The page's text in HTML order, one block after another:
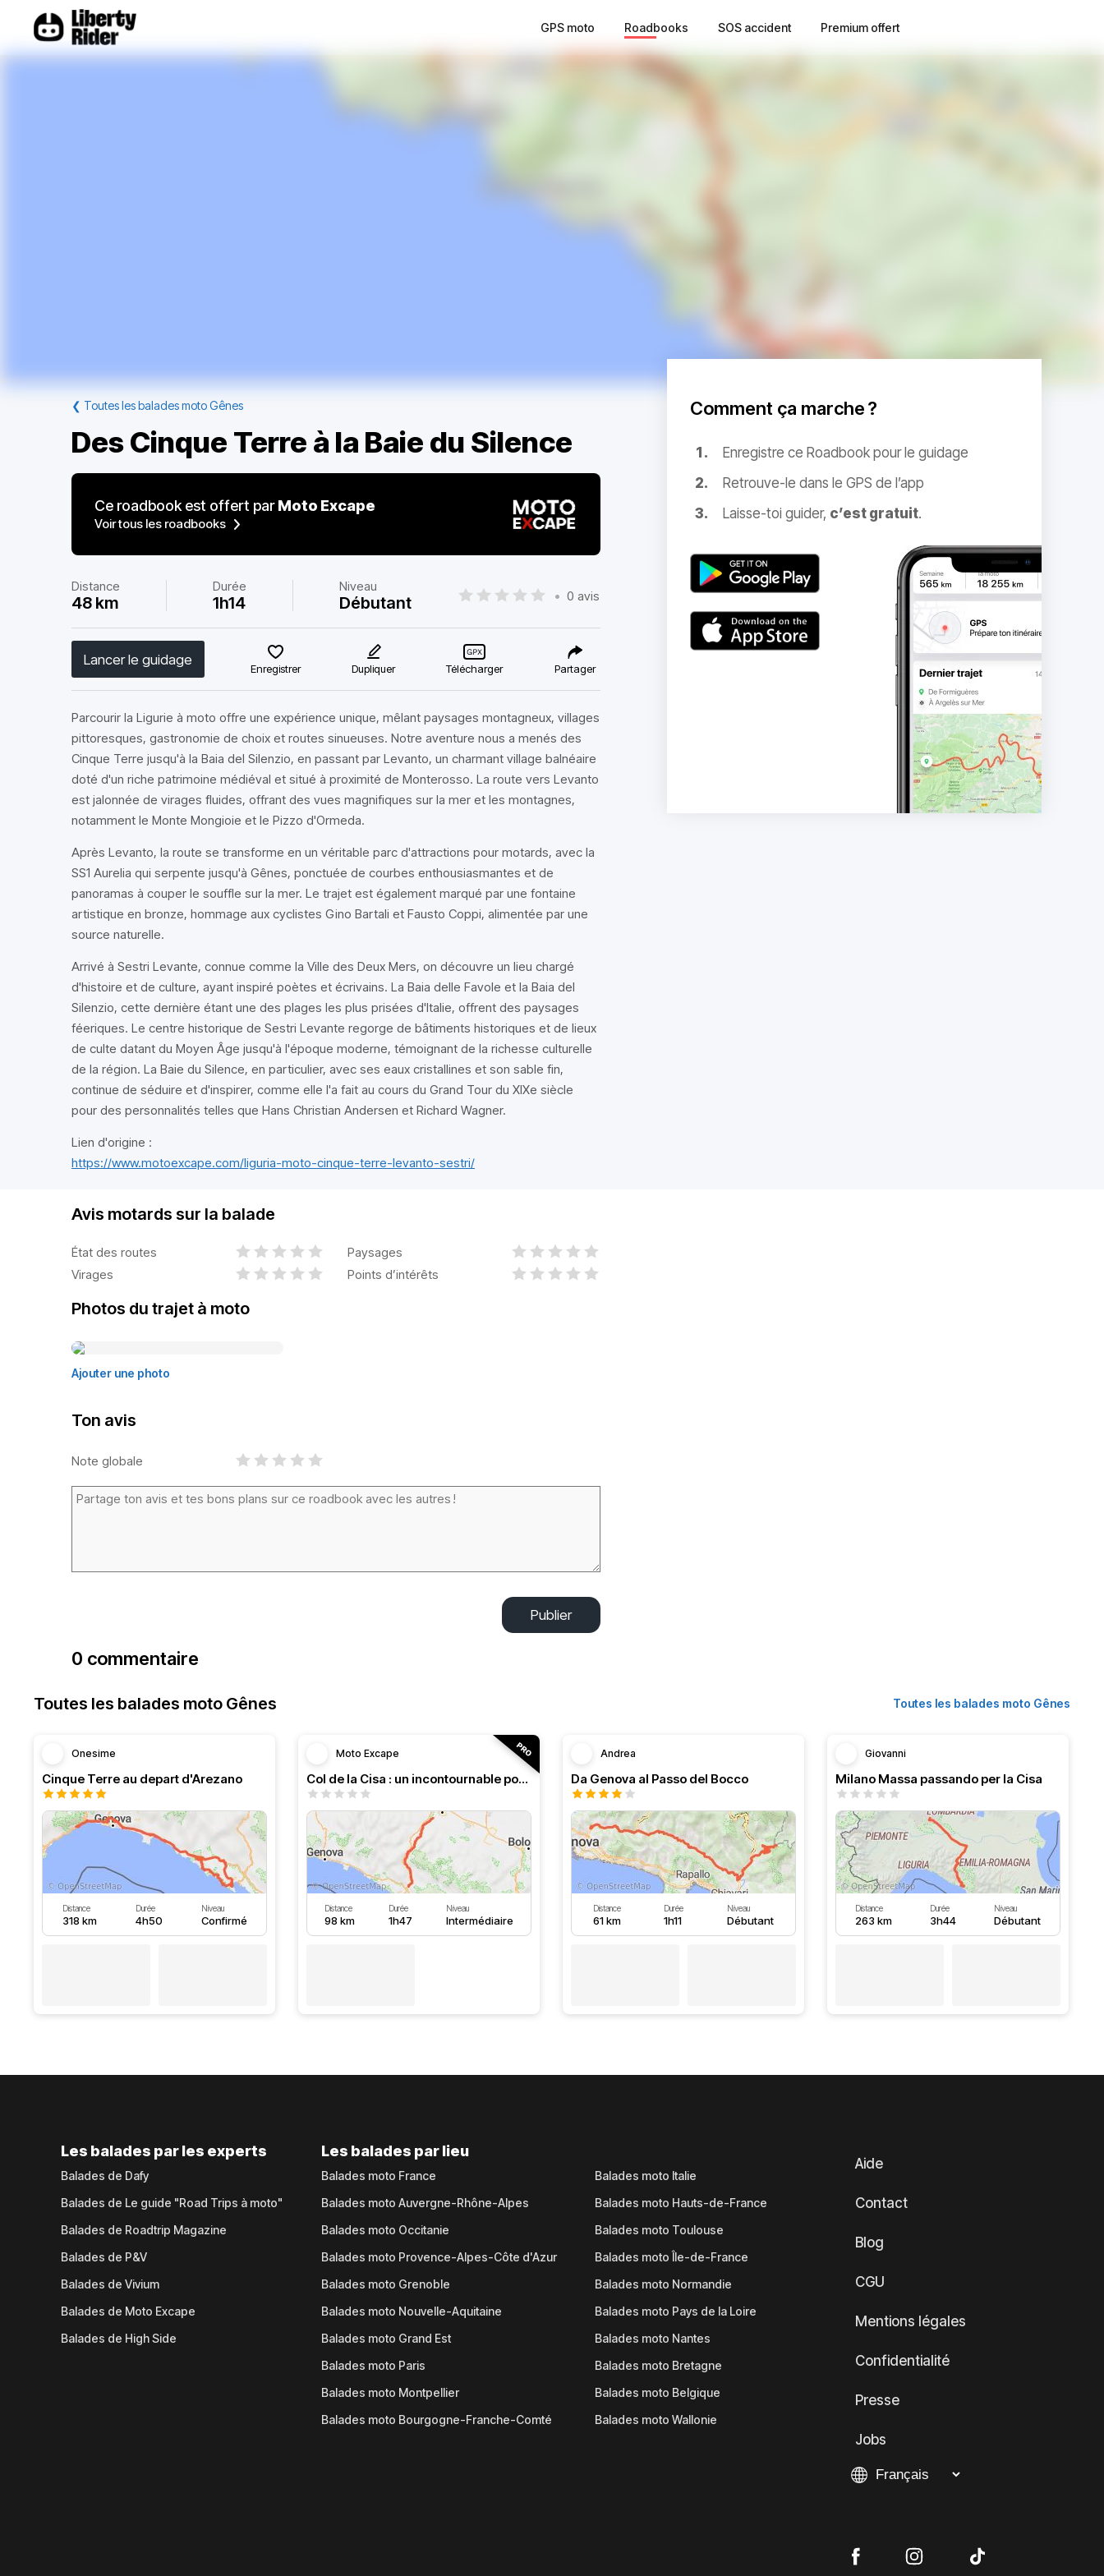
GPS moto Roadbooks SOS accident Premium offert
❮ Toutes les balades moto Gênes
Des Cinque Terre à la Baie du Silence
Ce roadbook est offert parMoto Excape
Voir tous les roadbooks
Distance
48 km
Durée
1h14
Niveau
Débutant • 0 avis
Lancer le guidage
Enregistrer Dupliquer Télécharger Partager
Parcourir la Ligurie à moto offre une expérience unique, mêlant paysages montagneux, villages
pittoresques, gastronomie de choix et routes sinueuses. Notre aventure nous a menés des
Cinque Terre jusqu'à la Baia del Silenzio, en passant par Levanto, un charmant village balnéaire
doté d'un riche patrimoine médiéval et situé à proximité de Monterosso. La route vers Levanto
est jalonnée de virages fluides, offrant des vues magnifiques sur la mer et les montagnes,
notamment le Monte Mongioie et le Pizzo d'Ormeda.
Après Levanto, la route se transforme en un véritable parc d'attractions pour motards, avec la
SS1 Aurelia qui serpente jusqu'à Gênes, ponctuée de courbes enthousiasmantes et de
panoramas à couper le souffle sur la mer. Le trajet est également marqué par une fontaine
artistique en bronze, hommage aux cyclistes Gino Bartali et Fausto Coppi, alimentée par une
source naturelle.
Arrivé à Sestri Levante, connue comme la Ville des Deux Mers, on découvre un lieu chargé
d'histoire et de culture, ayant inspiré poètes et écrivains. La Baia delle Favole et la Baia del
Silenzio, cette dernière étant une des plages les plus prisées d'Italie, offrent des paysages
féeriques. Le centre historique de Sestri Levante regorge de bâtiments historiques et de lieux
de culte datant du Moyen Âge jusqu'à l'époque moderne, témoignant de la richesse culturelle
de la région. La Baie du Silence, en particulier, avec ses eaux cristallines et son sable fin,
continue de séduire et d'inspirer, comme elle l'a fait au cours du Grand Tour du XIXe siècle
pour des personnalités telles que Hans Christian Andersen et Richard Wagner.
Lien d'origine :
https://www.motoexcape.com/liguria-moto-cinque-terre-levanto-sestri/
Comment ça marche ?
Enregistre ce Roadbook pour le guidage
Retrouve-le dans le GPS de l’app
Laisse-toi guider, c’est gratuit.
Avis motards sur la balade
État des routes
Paysages
Virages
Points d’intérêts
Photos du trajet à moto
Ajouter une photo
Ton avis
Note globale
Publier
0 commentaire
Toutes les balades moto Gênes Toutes les balades moto Gênes
Onesime
Cinque Terre au depart d'Arezano
Distance
318 km
Durée
4h50
Niveau
Confirmé
Moto Excape
Col de la Cisa : un incontournable pour tout motocycliste
Distance
98 km
Durée
1h47
Niveau
Intermédiaire
Andrea
Da Genova al Passo del Bocco
Distance
61 km
Durée
1h11
Niveau
Débutant
Giovanni
Milano Massa passando per la Cisa
Distance
263 km
Durée
3h44
Niveau
Débutant
Les balades par les experts
Balades de Dafy
Balades de Le guide "Road Trips à moto"
Balades de Roadtrip Magazine
Balades de P&V
Balades de Vivium
Balades de Moto Excape
Balades de High Side
Les balades par lieu
Balades moto France
Balades moto Auvergne-Rhône-Alpes
Balades moto Occitanie
Balades moto Provence-Alpes-Côte d'Azur
Balades moto Grenoble
Balades moto Nouvelle-Aquitaine
Balades moto Grand Est
Balades moto Paris
Balades moto Montpellier
Balades moto Bourgogne-Franche-Comté
Balades moto Italie
Balades moto Hauts-de-France
Balades moto Toulouse
Balades moto Île-de-France
Balades moto Normandie
Balades moto Pays de la Loire
Balades moto Nantes
Balades moto Bretagne
Balades moto Belgique
Balades moto Wallonie
Aide
Contact
Blog
CGU
Mentions légales
Confidentialité
Presse
Jobs